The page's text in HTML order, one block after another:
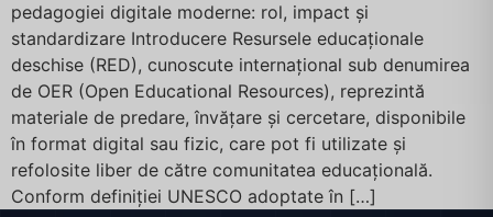
pedagogiei digitale moderne: rol, impact și
standardizare Introducere Resursele educaționale
deschise (RED), cunoscute internațional sub denumirea
de OER (Open Educational Resources), reprezintă
materiale de predare, învățare și cercetare, disponibile
în format digital sau fizic, care pot fi utilizate și
refolosite liber de către comunitatea educațională.
Conform definiției UNESCO adoptate în […]